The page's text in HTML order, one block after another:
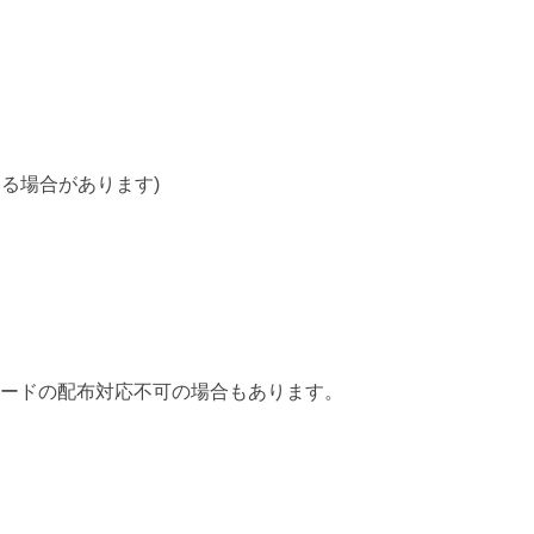
場合があります)
ドの配布対応不可の場合もあります。